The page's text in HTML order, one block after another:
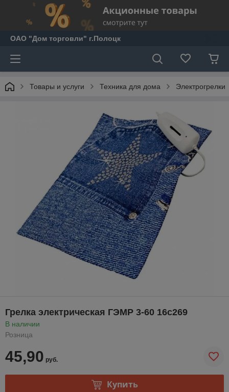
ОАО "Дом торговли" г.Полоцк
Товары и услуги Техника для дома Электрогрелки
Грелка электрическая ГЭМР 3-60 16с269
В наличии
Розница
45,90 руб.
Купить